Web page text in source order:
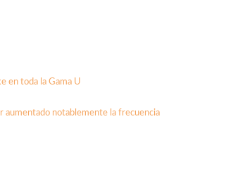
en toda la Gama U
aumentado notablemente la frecuencia